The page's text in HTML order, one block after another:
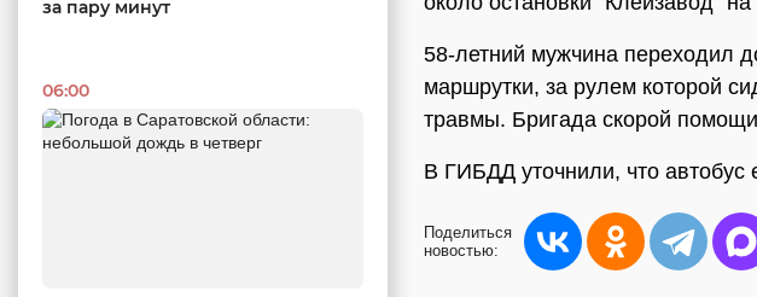
за пару минут
06:00
58-летний мужчина переходил
маршрутки, за рулем которой
травмы. Бригада скорой
В ГИБДД уточнили, что
Поделиться
новостью: